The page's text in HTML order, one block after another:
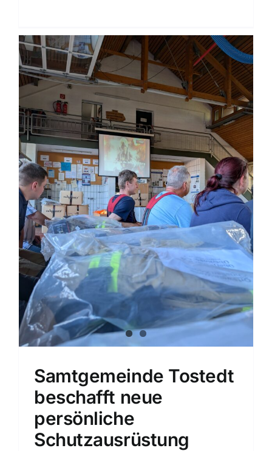
Samtgemeinde Tostedt
beschafft neue
persönliche
Schutzausrüstung